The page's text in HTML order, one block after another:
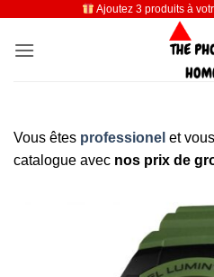
contenu
Ajoutez 3 produits à
Vous êtes professionel et
catalogue avec nos prix de